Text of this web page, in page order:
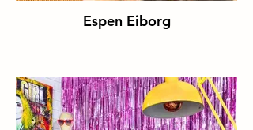
Espen Eiborg